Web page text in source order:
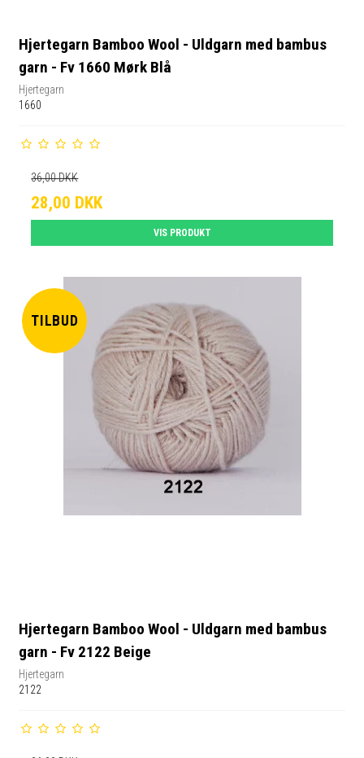
Hjertegarn Bamboo Wool - Uldgarn med bambus
garn - Fv 1660 Mørk Blå
Hjertegarn
1660
36,00 DKK
28,00 DKK
VIS PRODUKT
TILBUD
Hjertegarn Bamboo Wool - Uldgarn med bambus
garn - Fv 2122 Beige
Hjertegarn
2122